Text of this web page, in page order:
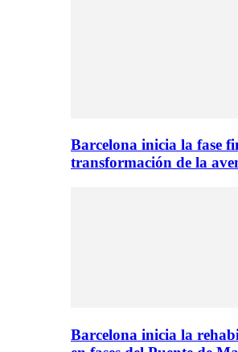
Barcelona inicia la fase
transformación de la
Barcelona inicia la